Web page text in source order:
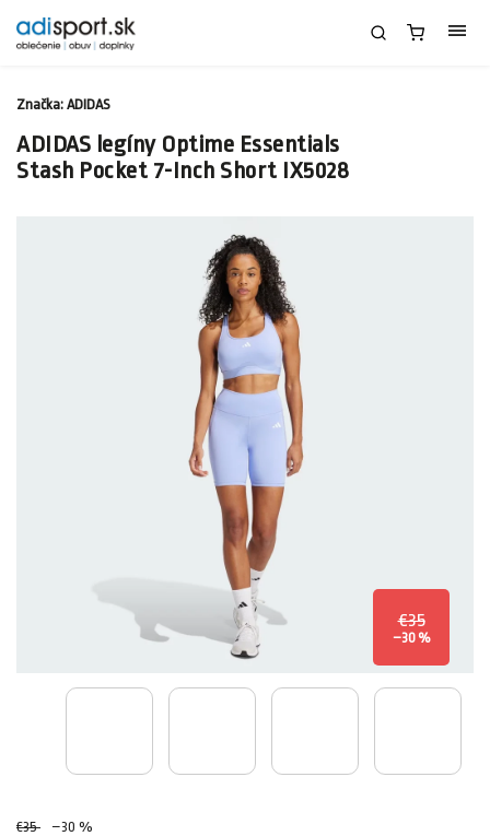
ADIDAS legíny Optime Essentials
Stash Pocket 7-Inch Short IX5028
€35
–30 %
€35 –30 %
Značka: ADIDAS